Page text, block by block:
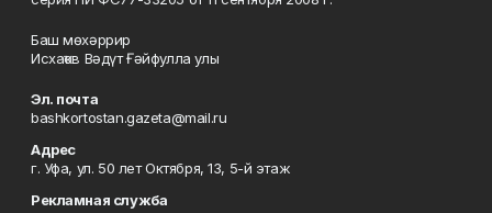
Баш мөхәррир
Исхаҡов Вәдүт Ғәйфулла улы
Эл. почта
bashkortostan.gazeta@mail.ru
Адрес
г. Уфа, ул. 50 лет Октября, 13, 5-й этаж
Рекламная служба